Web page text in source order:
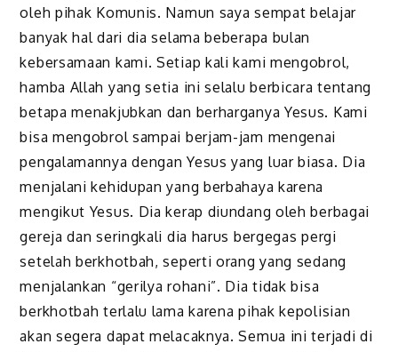
oleh pihak Komunis. Namun saya sempat belajar
banyak hal dari dia selama beberapa bulan
kebersamaan kami. Setiap kali kami mengobrol,
hamba Allah yang setia ini selalu berbicara tentang
betapa menakjubkan dan berharganya Yesus. Kami
bisa mengobrol sampai berjam-jam mengenai
pengalamannya dengan Yesus yang luar biasa. Dia
menjalani kehidupan yang berbahaya karena
mengikut Yesus. Dia kerap diundang oleh berbagai
gereja dan seringkali dia harus bergegas pergi
setelah berkhotbah, seperti orang yang sedang
menjalankan “gerilya rohani”. Dia tidak bisa
berkhotbah terlalu lama karena pihak kepolisian
akan segera dapat melacaknya. Semua ini terjadi di